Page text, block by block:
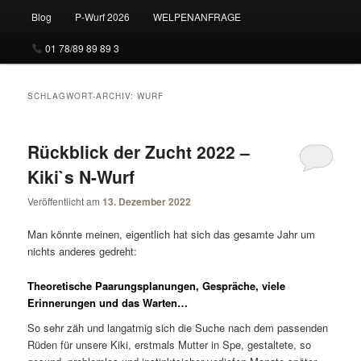
Blog P-Wurf 2026 WELPENANFRAGE
01 78/89 89 89 3
SCHLAGWORT-ARCHIV:WURF
Rückblick der Zucht 2022 –
Kiki`s N-Wurf
Veröffentlicht am13. Dezember 2022
Man könnte meinen, eigentlich hat sich das gesamte Jahr um
nichts anderes gedreht:
Theoretische Paarungsplanungen, Gespräche, viele
Erinnerungen und das Warten…
So sehr zäh und langatmig sich die Suche nach dem passenden
Rüden für unsere Kiki, erstmals Mutter in Spe, gestaltete, so